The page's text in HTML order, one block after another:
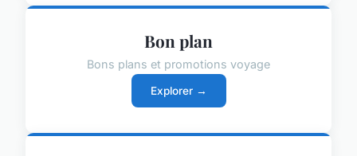
Bon plan
Bons plans et promotions voyage
Explorer →